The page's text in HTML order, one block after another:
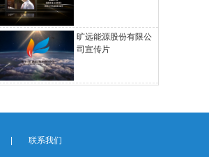
旷远能源股份有限公
司宣传片
联系我们